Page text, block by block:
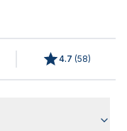
4.7 (58)